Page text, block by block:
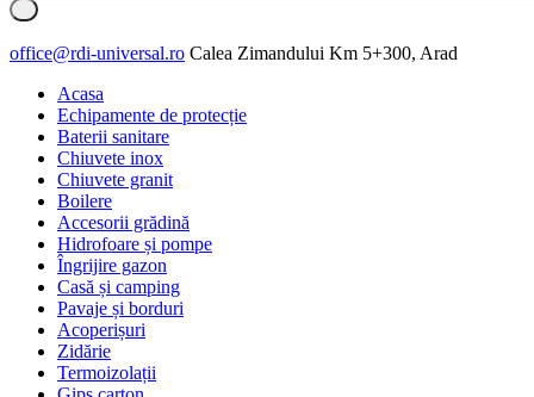
office@rdi-universal.ro Calea Zimandului Km 5+300, Arad
Acasa
Echipamente de protecție
Baterii sanitare
Chiuvete inox
Chiuvete granit
Boilere
Accesorii grădină
Hidrofoare și pompe
Îngrijire gazon
Casă și camping
Pavaje și borduri
Acoperișuri
Zidărie
Termoizolații